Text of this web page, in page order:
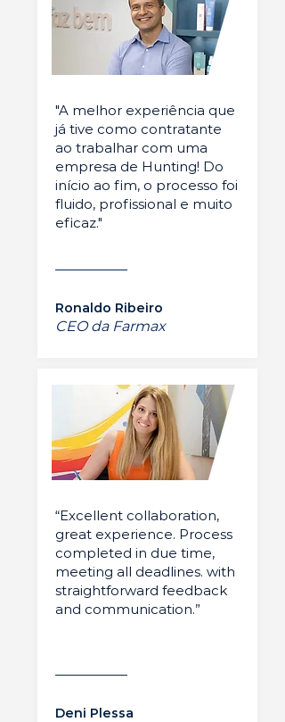
"A melhor experiência que
já tive como contratante
ao trabalhar com uma
empresa de Hunting! Do
início ao fim, o processo foi
fluido, profissional e muito
eficaz."
Ronaldo Ribeiro
CEO da Farmax
“Excellent collaboration,
great experience. Process
completed in due time,
meeting all deadlines. with
straightforward feedback
and communication.”
Deni Plessa